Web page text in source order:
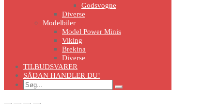
Godsvogne
Diverse
Modelbiler
Model Power Minis
Viking
Brekina
Diverse
TILBUDSVARER
SÅDAN HANDLER DU!
Search